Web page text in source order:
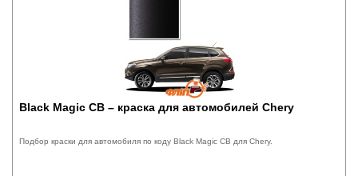
Black Magic CB – краска для автомобилей Chery
Подбор краски для автомобиля по коду Black Magic CB для Chery.